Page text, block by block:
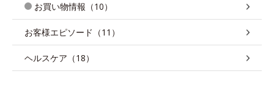
お買い物情報（10）
お客様エピソード（11）
ヘルスケア（18）